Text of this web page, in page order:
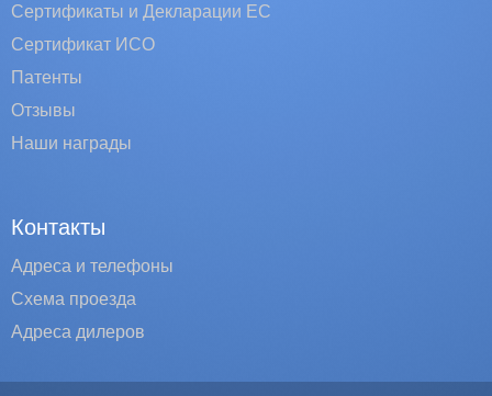
Сертификаты и Декларации EC
Сертификат ИСО
Патенты
Отзывы
Наши награды
Контакты
Адреса и телефоны
Схема проезда
Адреса дилеров